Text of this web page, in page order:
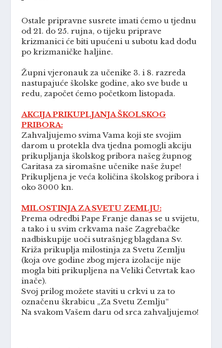
Ostale pripravne susrete imati ćemo u tjednu
od 21. do 25. rujna, o tijeku priprave
krizmanici će biti upućeni u subotu kad dođu
po krizmaničke haljine.
Župni vjeronauk za učenike 3. i 8. razreda
nastupajuće školske godine, ako sve bude u
redu, započet ćemo početkom listopada.
AKCIJA PRIKUPLJANJA ŠKOLSKOG
PRIBORA:
Zahvaljujemo svima Vama koji ste svojim
darom u protekla dva tjedna pomogli akciju
prikupljanja školskog pribora našeg župnog
Caritasa za siromašne učenike naše župe!
Prikupljena je veća količina školskog pribora i
oko 3000 kn.
MILOSTINJA ZA SVETU ZEMLJU:
Prema odredbi Pape Franje danas se u svijetu,
a tako i u svim crkvama naše Zagrebačke
nadbiskupije uoči sutrašnjeg blagdana Sv.
Križa prikuplja milostinja za Svetu Zemlju
(koja ove godine zbog mjera izolacije nije
mogla biti prikupljena na Veliki Četvrtak kao
inače).
Svoj prilog možete staviti u crkvi u za to
označenu škrabicu „Za Svetu Zemlju“
Na svakom Vašem daru od srca zahvaljujemo!